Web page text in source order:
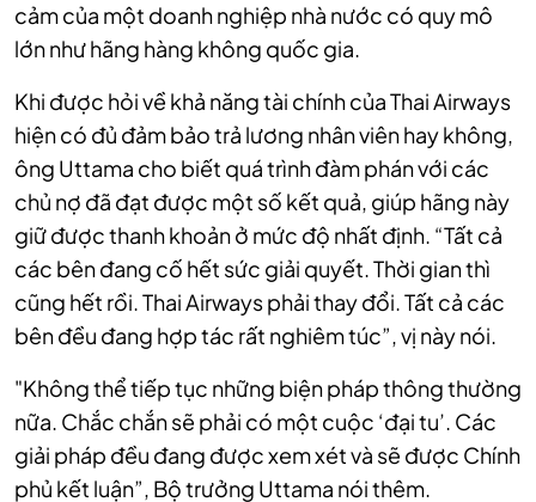
cảm của một doanh nghiệp nhà nước có quy mô
lớn như hãng hàng không quốc gia.
Khi được hỏi về khả năng tài chính của Thai Airways
hiện có đủ đảm bảo trả lương nhân viên hay không,
ông Uttama cho biết quá trình đàm phán với các
chủ nợ đã đạt được một số kết quả, giúp hãng này
giữ được thanh khoản ở mức độ nhất định. “Tất cả
các bên đang cố hết sức giải quyết. Thời gian thì
cũng hết rồi. Thai Airways phải thay đổi. Tất cả các
bên đều đang hợp tác rất nghiêm túc”, vị này nói.
"Không thể tiếp tục những biện pháp thông thường
nữa. Chắc chắn sẽ phải có một cuộc ‘đại tu’. Các
giải pháp đều đang được xem xét và sẽ được Chính
phủ kết luận”, Bộ trưởng Uttama nói thêm.